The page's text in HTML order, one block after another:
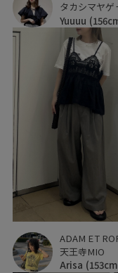
Yuuuu
ADAM ET
天王寺MIO
Arisa